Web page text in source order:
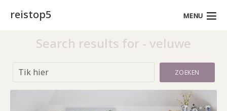
reistop5 MENU
Search results for - veluwe
ZOEKEN